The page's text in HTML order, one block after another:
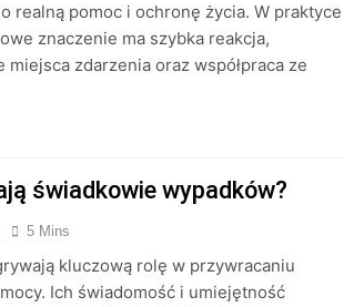
realną pomoc i ochronę życia. W praktyce
znaczenie ma szybka reakcja,
miejsca zdarzenia oraz współpraca ze
świadkowie wypadków?
5 Mins
kluczową rolę w przywracaniu
Ich świadomość i umiejętność